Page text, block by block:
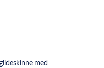
med